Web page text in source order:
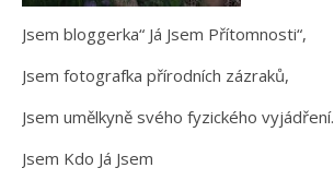
Jsem bloggerka“ Já Jsem Přítomnosti“,
Jsem fotografka přírodních zázraků,
Jsem umělkyně svého fyzického vyjádření.
Jsem Kdo Já Jsem